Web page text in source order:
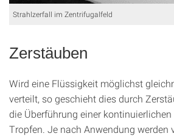
Strahlzerfall im Zentrifugalfeld
Zerstäuben
Wird eine Flüssigkeit möglichst
verteilt, so geschieht dies durch
die Überführung einer
Tropfen. Je nach Anwendung werden